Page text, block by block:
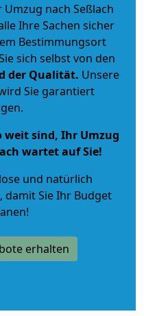
nach Seßlach
Ihre Sachen sicher
Bestimmungsort
sich selbst von den
der Qualität. Unsere
Sie garantiert
weit sind, Ihr Umzug
wartet auf Sie!
und natürlich
, damit Sie Ihr Budget
erhalten